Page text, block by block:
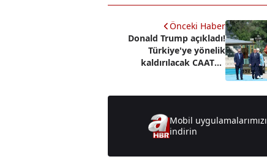
Önceki Haber
Donald Trump açıkladı!
Türkiye'ye yönelik
kaldırılacak CAATSA
Mobil uygulamalarımızı
indirin